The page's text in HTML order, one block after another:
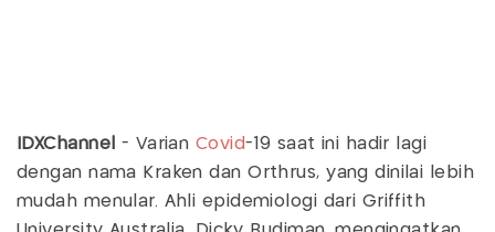
IDXChannel - Varian Covid-19 saat ini hadir lagi
dengan nama Kraken dan Orthrus, yang dinilai lebih
mudah menular. Ahli epidemiologi dari Griffith